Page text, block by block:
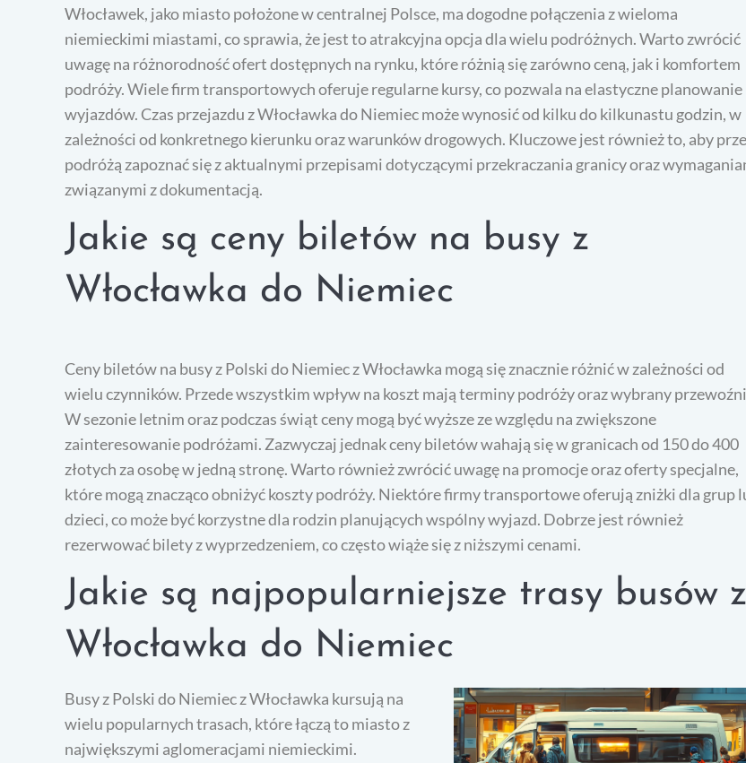
Włocławek, jako miasto położone w centralnej Polsce, ma dogodne połączenia z wieloma
niemieckimi miastami, co sprawia, że jest to atrakcyjna opcja dla wielu podróżnych. Warto zwrócić
uwagę na różnorodność ofert dostępnych na rynku, które różnią się zarówno ceną, jak i komfortem
podróży. Wiele firm transportowych oferuje regularne kursy, co pozwala na elastyczne planowanie
wyjazdów. Czas przejazdu z Włocławka do Niemiec może wynosić od kilku do kilkunastu godzin, w
zależności od konkretnego kierunku oraz warunków drogowych. Kluczowe jest również to, aby
podróżą zapoznać się z aktualnymi przepisami dotyczącymi przekraczania granicy oraz
związanymi z dokumentacją.
Jakie są ceny biletów na busy z
Włocławka do Niemiec
Ceny biletów na busy z Polski do Niemiec z Włocławka mogą się znacznie różnić w zależności od
wielu czynników. Przede wszystkim wpływ na koszt mają terminy podróży oraz wybrany
W sezonie letnim oraz podczas świąt ceny mogą być wyższe ze względu na zwiększone
zainteresowanie podróżami. Zazwyczaj jednak ceny biletów wahają się w granicach od 150 do 400
złotych za osobę w jedną stronę. Warto również zwrócić uwagę na promocje oraz oferty specjalne,
które mogą znacząco obniżyć koszty podróży. Niektóre firmy transportowe oferują zniżki dla grup
dzieci, co może być korzystne dla rodzin planujących wspólny wyjazd. Dobrze jest również
rezerwować bilety z wyprzedzeniem, co często wiąże się z niższymi cenami.
Jakie są najpopularniejsze trasy busów z
Włocławka do Niemiec
Busy z Polski do Niemiec z Włocławka kursują na
wielu popularnych trasach, które łączą to miasto z
największymi aglomeracjami niemieckimi.